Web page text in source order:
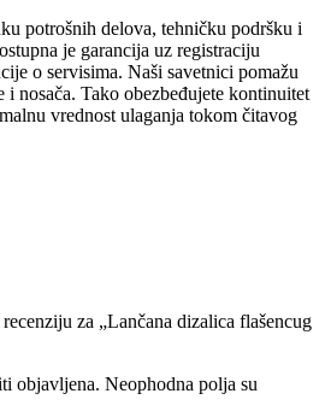
potrošnih delova, tehničku podršku i
je garancija uz registraciju
o servisima. Naši savetnici pomažu
i nosača. Tako obezbeđujete kontinuitet
vrednost ulaganja tokom čitavog
za „Lančana dizalica flašencug
objavljena. Neophodna polja su